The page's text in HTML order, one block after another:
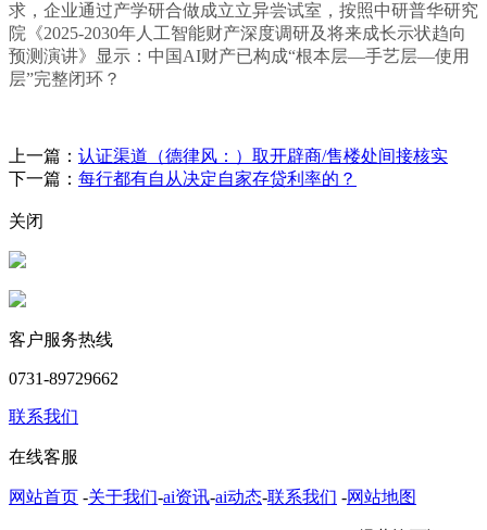
求，企业通过产学研合做成立立异尝试室，按照中研普华研究
院《2025-2030年人工智能财产深度调研及将来成长示状趋向
预测演讲》显示：中国AI财产已构成“根本层—手艺层—使用
层”完整闭环？
上一篇： 认证渠道（德律风：）取开辟商/售楼处间接核实
下一篇： 每行都有自从决定自家存贷利率的？
关闭
客户服务热线
0731-89729662
联系我们
在线客服
网站首页 -关于我们-ai资讯-ai动态-联系我们 -网站地图